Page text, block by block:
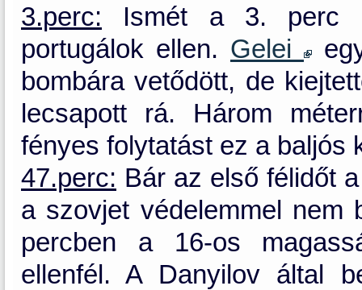
3.perc: Ismét a 3. perc
portugálok ellen. Gelei
bombára vetődött, de
lecsapott rá. Három
fényes folytatást ez a baljós
47.perc: Bár az első félidőt
a szovjet védelemmel nem
percben a 16-os
ellenfél. A Danyilov által